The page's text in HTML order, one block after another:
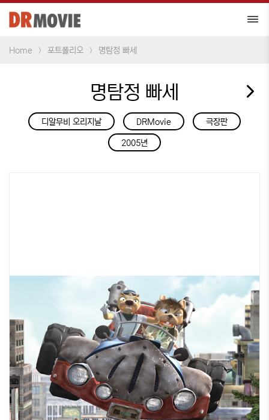
Home 포트폴리오 명탐정 빠세
명탐정 빠세
디알무비 오리지날 DRMovie 극장판
2005년